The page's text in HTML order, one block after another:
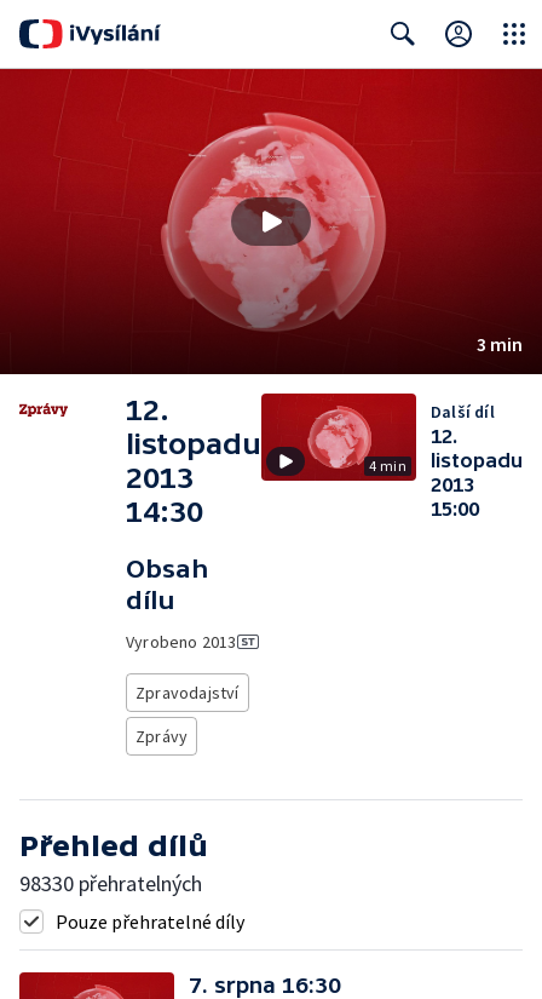
3 min
12.
listopadu
2013
14:30
Obsah
dílu
Vyrobeno 2013
Zpravodajství
Zprávy
4 min
Další díl
12.
listopadu
2013
15:00
Přehled dílů
98330 přehratelných
Pouze přehratelné díly
7. srpna 16:30